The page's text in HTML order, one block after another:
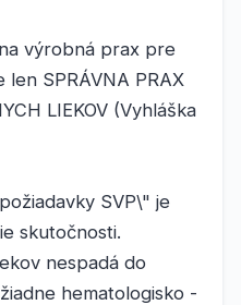
výrobná prax pre
SPRÁVNA PRAX
LIEKOV (Vyhláška
SVP\" je
skutočnosti.
nespadá do
hematologisko -